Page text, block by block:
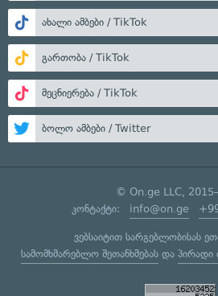
ახალი ამბები / TikTok
გართობა / TikTok
მეცნიერება / TikTok
ბოლო ამბები / Twitter
© On.ge LLC,
კონტაქტი: info@on.ge
ვებსაიტით სარგებლობისას
სამომხმარებლო შეთანხმებასდა პირადი